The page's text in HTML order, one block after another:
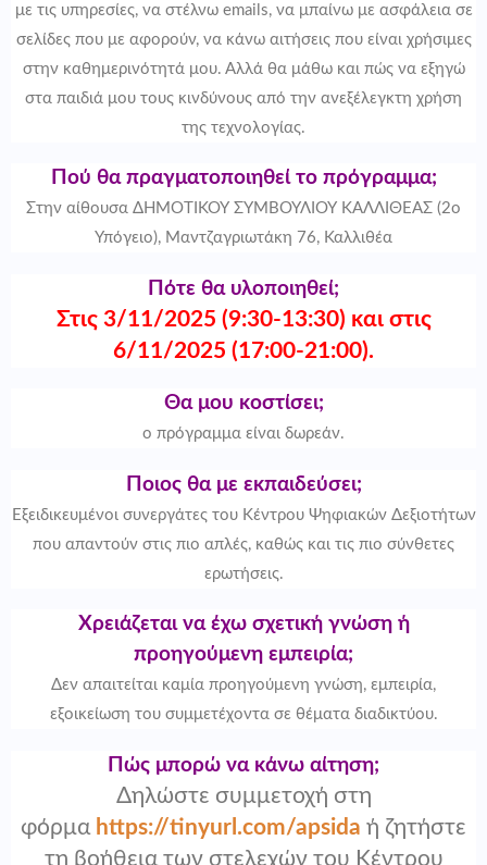
με τις υπηρεσίες, να στέλνω emails, να μπαίνω με ασφάλεια σε
σελίδες που με αφορούν, να κάνω αιτήσεις που είναι χρήσιμες
στην καθημερινότητά μου. Αλλά θα μάθω και πώς να εξηγώ
στα παιδιά μου τους κινδύνους από την ανεξέλεγκτη χρήση
της τεχνολογίας.
Πού θα πραγματοποιηθεί το πρόγραμμα;
Στην αίθουσα ΔΗΜΟΤΙΚΟΥ ΣΥΜΒΟΥΛΙΟΥ ΚΑΛΛΙΘΕΑΣ (2ο
Υπόγειο), Μαντζαγριωτάκη 76, Καλλιθέα
Πότε θα υλοποιηθεί;
Στις 3/11/2025 (9:30-13:30) και στις
6/11/2025 (17:00-21:00).
Θα μου κοστίσει;
ο πρόγραμμα είναι δωρεάν.
Ποιος θα με εκπαιδεύσει;
Εξειδικευμένοι συνεργάτες του Κέντρου Ψηφιακών Δεξιοτήτων
που απαντούν στις πιο απλές, καθώς και τις πιο σύνθετες
ερωτήσεις.
Χρειάζεται να έχω σχετική γνώση ή
προηγούμενη εμπειρία;
Δεν απαιτείται καμία προηγούμενη γνώση, εμπειρία,
εξοικείωση του συμμετέχοντα σε θέματα διαδικτύου.
Πώς μπορώ να κάνω αίτηση;
Δηλώστε συμμετοχή στη
φόρμα https://tinyurl.com/apsida ή ζητήστε
τη βοήθεια των στελεχών του Κέντρου